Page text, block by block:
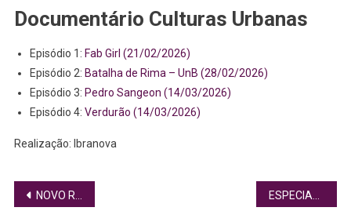
Documentário Culturas Urbanas
Episódio 1: Fab Girl (21/02/2026)
Episódio 2: Batalha de Rima – UnB (28/02/2026)
Episódio 3: Pedro Sangeon (14/03/2026)
Episódio 4: Verdurão (14/03/2026)
Realização: Ibranova
Navegação
NOVO RESIDENCIAL, GERALDO ESTRELA CELEBRA ÍCONE DA ARQUITETURA DE BRASÍLIA-DF